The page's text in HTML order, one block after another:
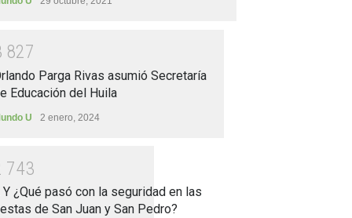
827
Parga Rivas asumió Secretaría
Educación del Huila
U 2 enero, 2024
743
Y ¿Qué pasó con la seguridad en las
de San Juan y San Pedro?